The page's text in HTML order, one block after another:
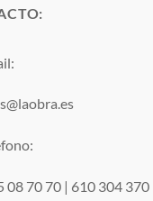
08 70 70 | 610 304 370